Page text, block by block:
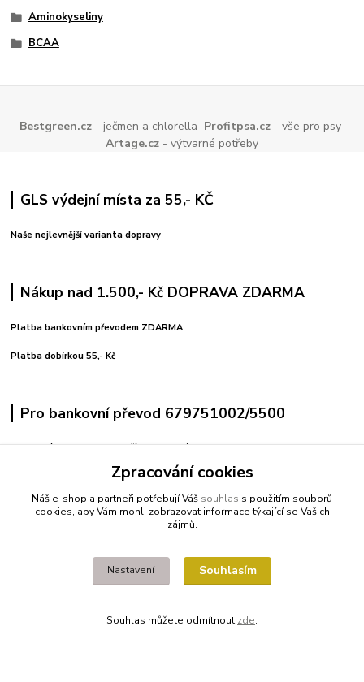
Aminokyseliny
BCAA
Bestgreen.cz - ječmen a chlorella Profitpsa.cz - vše pro psy
Artage.cz - výtvarné potřeby
GLS výdejní místa za 55,- KČ
Naše nejlevnější varianta dopravy
Nákup nad 1.500,- Kč DOPRAVA ZDARMA
Platba bankovním převodem ZDARMA
Platba dobírkou 55,- Kč
Pro bankovní převod 679751002/5500
variabilní symbol uvedeno číslo objednávky
pro pohodlné platby použijte vygenerovaný QR kód
Kontakty
fitnessio@post.cz
Zpracování cookies
Náš e-shop a partneři potřebují Váš souhlas s použitím souborů
cookies, aby Vám mohli zobrazovat informace týkající se Vašich
zájmů.
Nastavení Souhlasím
Souhlas můžete odmítnout zde.